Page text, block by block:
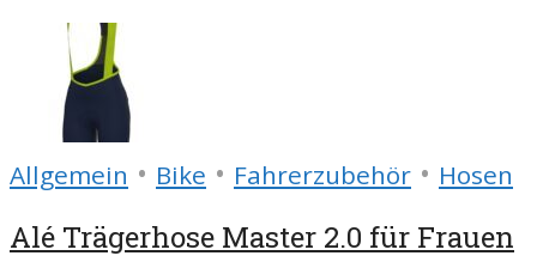
Allgemein • Bike • Fahrerzubehör • Hosen
Alé Trägerhose Master 2.0 für Frauen